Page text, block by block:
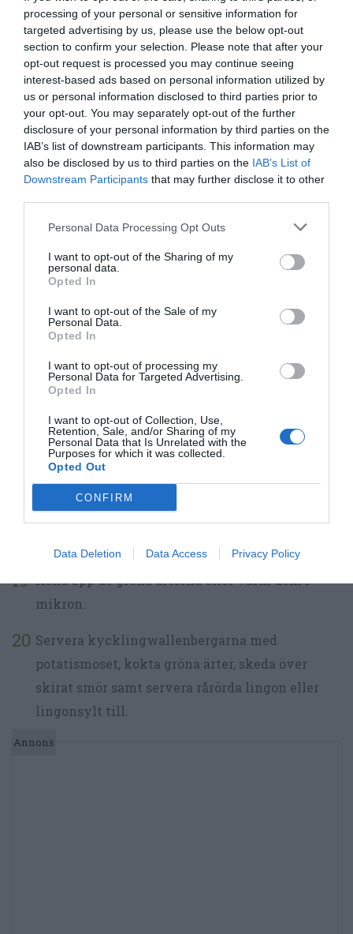
processing of your personal or sensitive information for
targeted advertising by us, please use the below opt-out
section to confirm your selection. Please note that after your
opt-out request is processed you may continue seeing
interest-based ads based on personal information utilized by
us or personal information disclosed to third parties prior to
your opt-out. You may separately opt-out of the further
disclosure of your personal information by third parties on the
IAB’s list of downstream participants. This information may
also be disclosed by us to third parties on the IAB’s List of
Downstream Participants that may further disclose it to other
Personal Data Processing Opt Outs
I want to opt-out of the Sharing of my
personal data.
Opted In
I want to opt-out of the Sale of my
Personal Data.
Opted In
I want to opt-out of processing my
Personal Data for Targeted Advertising.
Opted In
I want to opt-out of Collection, Use,
Retention, Sale, and/or Sharing of my
Personal Data that Is Unrelated with the
Purposes for which it was collected.
Opted Out
CONFIRM
Data Deletion Data Access Privacy Policy
Dags att steka wallenbergarna: Dela upp smeten
i fyra delar. Smörj händerna med lite olja så
fastnar inte smeten i händerna och den blir
lättare att forma. Forma runda burgare eller
plättar ca 2 cm cm tjocka. Strö över ett lager
ströbröd vänd och strö över ströbröd på andra
sidan.
Värm en stekpanna och bryn wallenbergarna i
2-3 msk skirat smör på båda sidorna några
kan forma ihop dem lite med stekspaden så att
de blir runda och fina.
Sätt sedan in stekpannan i ugnen eller lägg
Låt Wallenbergarna steka färdigt i ca 20
minuter i mitten av ugnen.
TILLBEHÖR: Gör under tiden potatismoset
genom att hälla av potatisen, stöta den med en
potatisstöt, blanda i smör, mjölk (ha moset på
plattan så att mjölken och moset blir varmt)
samt smaka av med salt och vitpeppar.
Koka upp de gröna ärtorna eller värm dem i
mikron.
Servera kycklingwallenbergarna med
potatismoset, kokta gröna ärter, skeda över
skirat smör samt servera rårörda lingon eller
lingonsylt till.